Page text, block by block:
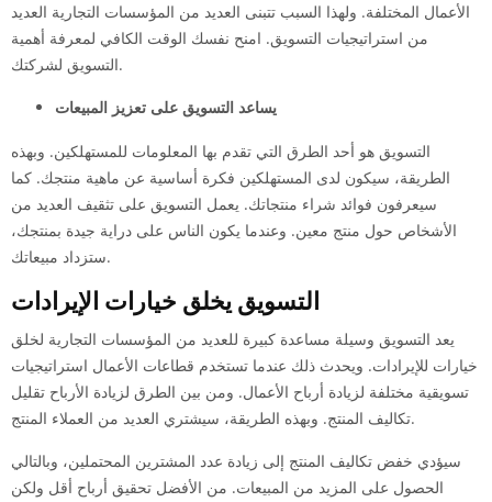
الأعمال المختلفة. ولهذا السبب تتبنى العديد من المؤسسات التجارية العديد
من استراتيجيات التسويق. امنح نفسك الوقت الكافي لمعرفة أهمية
التسويق لشركتك.
يساعد التسويق على تعزيز المبيعات
التسويق هو أحد الطرق التي تقدم بها المعلومات للمستهلكين. وبهذه
الطريقة، سيكون لدى المستهلكين فكرة أساسية عن ماهية منتجك. كما
سيعرفون فوائد شراء منتجاتك. يعمل التسويق على تثقيف العديد من
الأشخاص حول منتج معين. وعندما يكون الناس على دراية جيدة بمنتجك،
ستزداد مبيعاتك.
التسويق يخلق خيارات الإيرادات
يعد التسويق وسيلة مساعدة كبيرة للعديد من المؤسسات التجارية لخلق
خيارات للإيرادات. ويحدث ذلك عندما تستخدم قطاعات الأعمال استراتيجيات
تسويقية مختلفة لزيادة أرباح الأعمال. ومن بين الطرق لزيادة الأرباح تقليل
تكاليف المنتج. وبهذه الطريقة، سيشتري العديد من العملاء المنتج.
سيؤدي خفض تكاليف المنتج إلى زيادة عدد المشترين المحتملين، وبالتالي
الحصول على المزيد من المبيعات. من الأفضل تحقيق أرباح أقل ولكن